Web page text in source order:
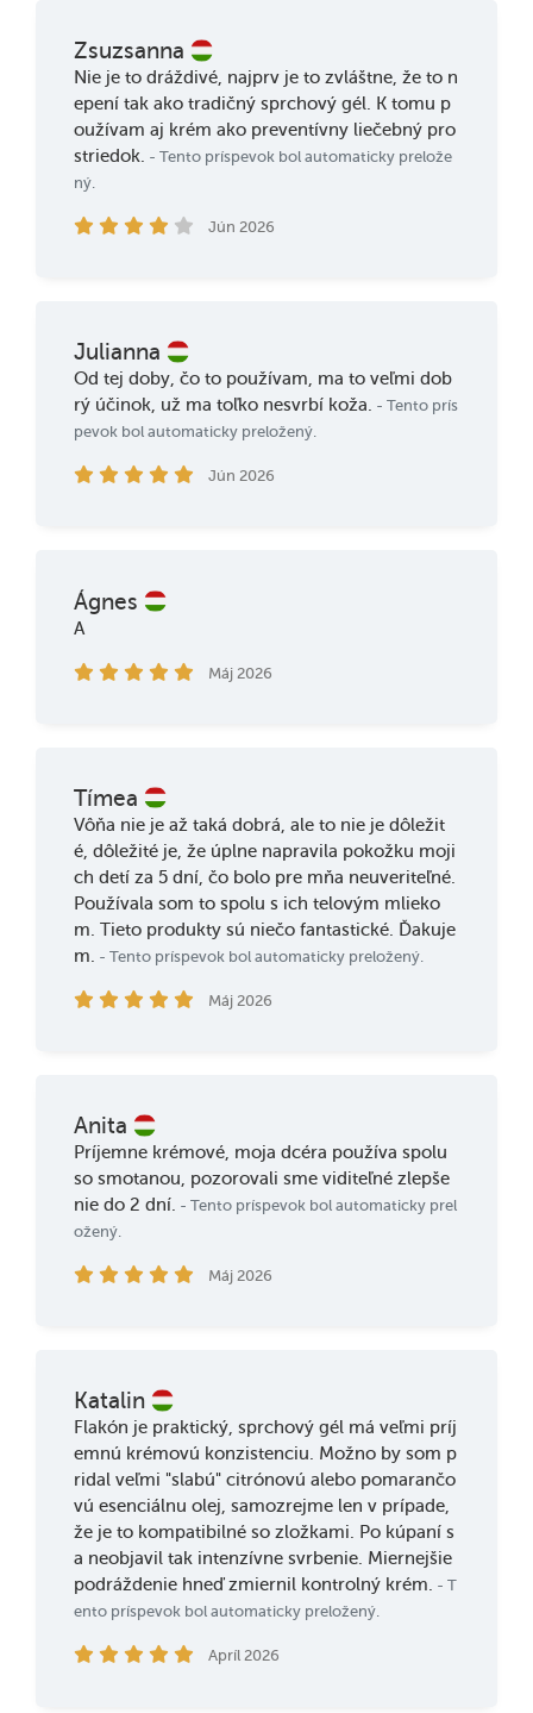
Zsuzsanna
Nie je to dráždivé, najprv je to zvláštne, že to n
epení tak ako tradičný sprchový gél. K tomu p
oužívam aj krém ako preventívny liečebný pro
striedok. - Tento príspevok bol automaticky prelože
ný.
Jún 2026
Julianna
Od tej doby, čo to používam, ma to veľmi dob
rý účinok, už ma toľko nesvrbí koža. - Tento prís
pevok bol automaticky preložený.
Jún 2026
Ágnes
A
Máj 2026
Tímea
Vôňa nie je až taká dobrá, ale to nie je dôležit
é, dôležité je, že úplne napravila pokožku moji
ch detí za 5 dní, čo bolo pre mňa neuveriteľné.
Používala som to spolu s ich telovým mlieko
m. Tieto produkty sú niečo fantastické. Ďakuje
m. - Tento príspevok bol automaticky preložený.
Máj 2026
Anita
Príjemne krémové, moja dcéra používa spolu
so smotanou, pozorovali sme viditeľné zlepše
nie do 2 dní. - Tento príspevok bol automaticky prel
ožený.
Máj 2026
Katalin
Flakón je praktický, sprchový gél má veľmi príj
emnú krémovú konzistenciu. Možno by som p
ridal veľmi "slabú" citrónovú alebo pomarančo
vú esenciálnu olej, samozrejme len v prípade,
že je to kompatibilné so zložkami. Po kúpaní s
a neobjavil tak intenzívne svrbenie. Miernejšie
podráždenie hneď zmiernil kontrolný krém. - T
ento príspevok bol automaticky preložený.
Apríl 2026